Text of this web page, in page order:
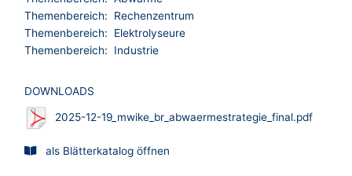
Themenbereich:
Rechenzentrum
Themenbereich:
Elektrolyseure
Themenbereich:
Industrie
DOWNLOADS
2025-12-19_mwike_br_abwaermestrategie_final.pdf
als Blätterkatalog öffnen